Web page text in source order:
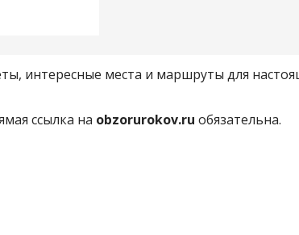
интересные места и маршруты для
ссылка на obzorurokov.ru обязательна.